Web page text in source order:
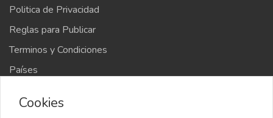
Politica de Privacidad
Reglas para Publicar
Terminos y Condiciones
Países
Cookies